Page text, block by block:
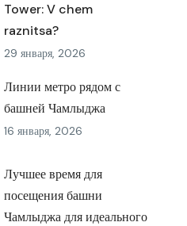
Tower: V chem
raznitsa?
29 января, 2026
Линии метро рядом с
башней Чамлыджа
16 января, 2026
Лучшее время для
посещения башни
Чамлыджа для идеального